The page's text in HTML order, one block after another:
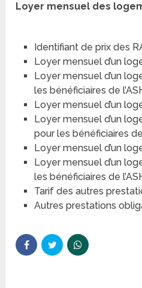
Loyer mensuel des
Identifiant de prix des
Loyer mensuel d’un
Loyer mensuel d’un
les bénéficiaires de
Loyer mensuel d’un
Loyer mensuel d’un
pour les bénéficiaires de
Loyer mensuel d’un
Loyer mensuel d’un
les bénéficiaires de
Tarif des autres
Autres prestations